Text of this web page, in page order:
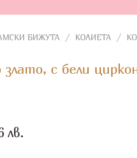
БИЖУТА / КОЛИЕТА /
с бели
лв.